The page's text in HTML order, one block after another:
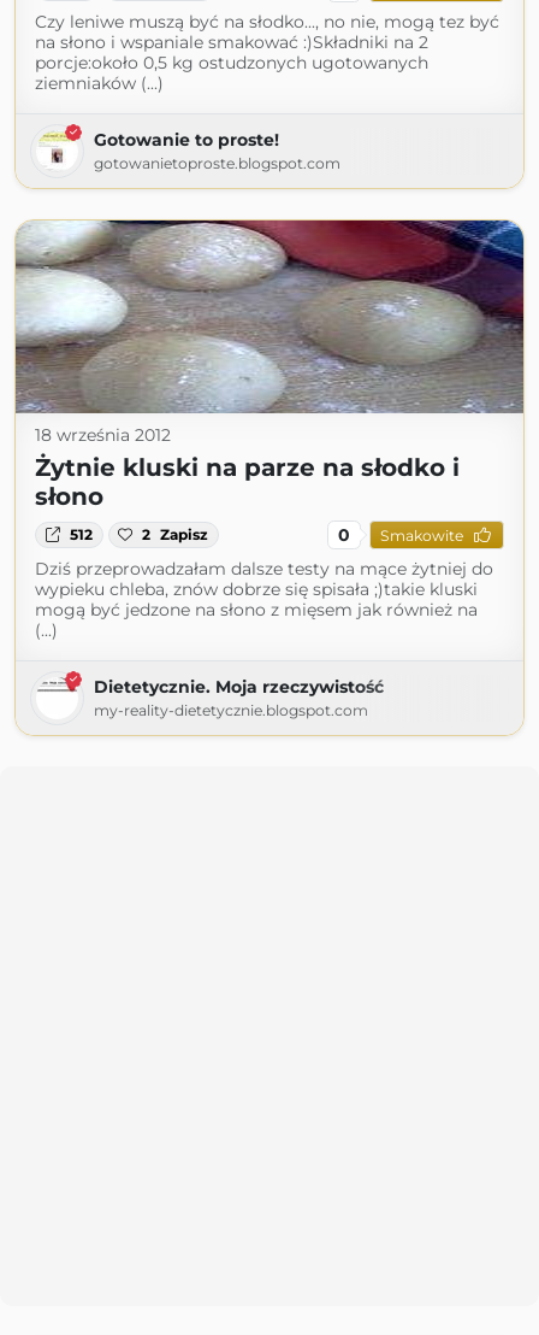
Czy leniwe muszą być na słodko..., no nie, mogą tez być
na słono i wspaniale smakować :)Składniki na 2
porcje:około 0,5 kg ostudzonych ugotowanych
ziemniaków (...)
Gotowanie to proste!
gotowanietoproste.blogspot.com
18 września 2012
Żytnie kluski na parze na słodko i
słono
512 2 Zapisz 0 Smakowite
Dziś przeprowadzałam dalsze testy na mące żytniej do
wypieku chleba, znów dobrze się spisała ;)takie kluski
mogą być jedzone na słono z mięsem jak również na
(...)
Dietetycznie. Moja rzeczywistość
my-reality-dietetycznie.blogspot.com